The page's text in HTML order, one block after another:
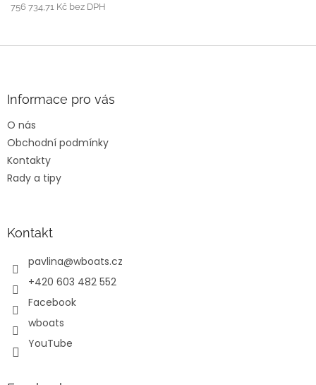
756 734,71 Kč bez DPH
Informace pro vás
O nás
Obchodní podmínky
Kontakty
Rady a tipy
Kontakt
pavlina@wboats.cz
+420 603 482 552
Facebook
wboats
YouTube